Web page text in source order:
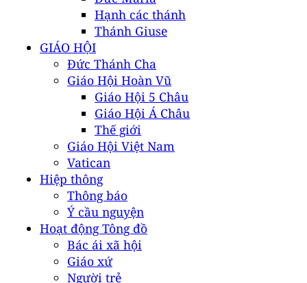
Hạnh các thánh
Thánh Giuse
GIÁO HỘI
Đức Thánh Cha
Giáo Hội Hoàn Vũ
Giáo Hội 5 Châu
Giáo Hội Á Châu
Thế giới
Giáo Hội Việt Nam
Vatican
Hiệp thông
Thông báo
Ý cầu nguyện
Hoạt động Tông đồ
Bác ái xã hội
Giáo xứ
Người trẻ